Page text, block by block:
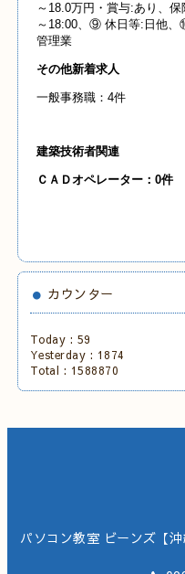
～18.0万円・賞与:あり、
～18:00、⑨ 休日等:日他
管理業
その他新着求人
一般事務職：4件
建築技術者関連
ＣＡＤオペレーター：0件
カウンター
Today : 59
Yesterday : 1874
Total : 1588870
パソコン教室 ビーンズ【